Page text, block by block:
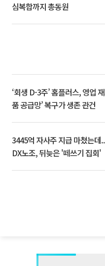
심복합까지 총동원
‘회생 D-3주’ 홈플러스, 영업
품 공급망’ 복구가 생존 관건
3445억 자사주 지급 마쳤는데
DX노조, 뒤늦은 '떼쓰기 집회'